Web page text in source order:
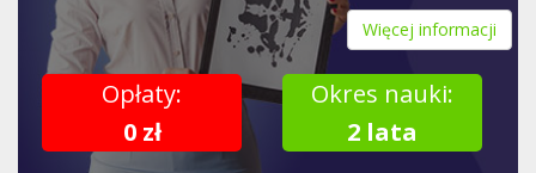
Więcej informacji
Opłaty:
0 zł
Okres nauki:
2 lata